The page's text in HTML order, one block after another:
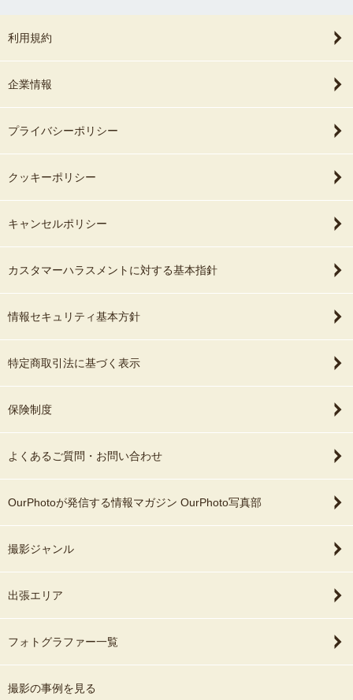
利用規約
企業情報
プライバシーポリシー
クッキーポリシー
キャンセルポリシー
カスタマーハラスメントに対する基本指針
情報セキュリティ基本方針
特定商取引法に基づく表示
保険制度
よくあるご質問・お問い合わせ
OurPhotoが発信する情報マガジン OurPhoto写真部
撮影ジャンル
出張エリア
フォトグラファー一覧
撮影の事例を見る